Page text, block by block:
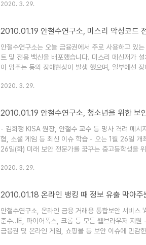
있는 ‘캐치미이프유캔’(일본출시명: ‘캐치★미, 보
2020. 3. 29.
2010.01.19 안철수연구소, 미스리 악성코드
안철수연구소는 오늘 금융권에서 주로 사용하고 있
트 및 전용 백신을 배포했습니다. 미스리 메신저가
이 멈추는 등의 장애현상이 발생 했으며, 일부에선
백신을 긴급제작해 별도 배포했습니다. 미스리 관련
2020. 3. 29.
2010.01.19 안철수연구소, 청소년을 위한 보
- 김희정 KISA 원장, 안철수 교수 등 명사 격려 메시
협, 소셜 게임 등 최신 이슈 학습 - 오는 1월 26일 개
26일(화) 미래 보안 전문가를 꿈꾸는 중고등학생을
스로 자신의 정보를 보호하는 생활 습관을 기르고 건
2020. 3. 29.
2010.01.18 온라인 뱅킹 때 정보 유출 막아주
안철수연구소, 온라인 금융 거래용 통합보안 서비
준수..IE, 파이어폭스, 크롬 등 모든 웹브라우저 지
금융권 및 온라인 게임, 쇼핑몰 등 보안 이슈에 민감